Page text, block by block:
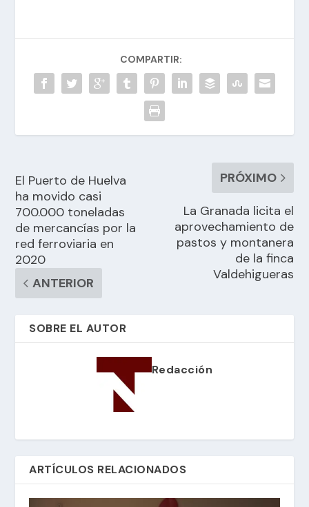
COMPARTIR:
El Puerto de Huelva
ha movido casi
700.000 toneladas
de mercancías por la
red ferroviaria en
2020
ANTERIOR
PRÓXIMO
La Granada licita el
aprovechamiento de
pastos y montanera
de la finca
Valdehigueras
SOBRE EL AUTOR
Redacción
ARTÍCULOS RELACIONADOS